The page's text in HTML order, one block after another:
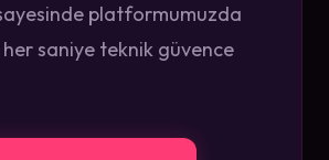
platformumuzda
saniye teknik güvence